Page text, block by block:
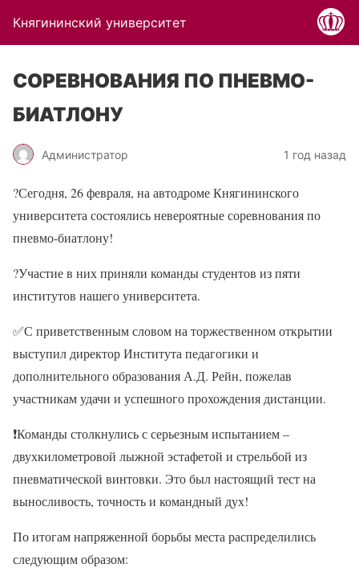
Княгининский университет
СОРЕВНОВАНИЯ ПО ПНЕВМО-
БИАТЛОНУ
Администратор 1 год назад
?Сегодня, 26 февраля, на автодроме Княгининского
университета состоялись невероятные соревнования по
пневмо-биатлону!
?Участие в них приняли команды студентов из пяти
институтов нашего университета.
✅С приветственным словом на торжественном открытии
выступил директор Института педагогики и
дополнительного образования А.Д. Рейн, пожелав
участникам удачи и успешного прохождения дистанции.
❗Команды столкнулись с серьезным испытанием –
двухкилометровой лыжной эстафетой и стрельбой из
пневматической винтовки. Это был настоящий тест на
выносливость, точность и командный дух!
По итогам напряженной борьбы места распределились
следующим образом: